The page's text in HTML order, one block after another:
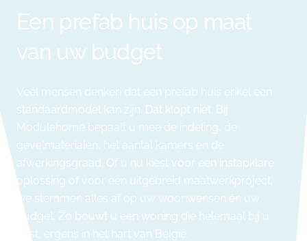
Een prefab huis op maat
van uw budget
Veel mensen denken dat een prefab huis enkel een
standaardmodel kan zijn. Dat klopt niet. Bij
Modulehome bepaalt u mee de indeling, de
gevelmaterialen, het aantal kamers en de
afwerkingsgraad. Of u nu kiest voor een instapklare
oplossing of voor een uitgebreid maatwerkproject,
we stemmen alles af op uw woonwensen én uw
budget. Zo bouwt u een woning die helemaal bij u
past, ergens in het hart van België.